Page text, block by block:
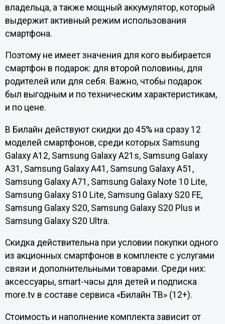
владельца, а также мощный аккумулятор, который
выдержит активный режим использования
смартфона.
Поэтому не имеет значения для кого выбирается
смартфон в подарок: для второй половины, для
родителей или для себя. Важно, чтобы подарок
был выгодным и по техническим характеристикам,
и по цене.
В Билайн действуют скидки до 45% на сразу 12
моделей смартфонов, среди которых Samsung
Galaxy A12, Samsung Galaxy A21s, Samsung Galaxy
A31, Samsung Galaxy A41, Samsung Galaxy A51,
Samsung Galaxy A71, Samsung Galaxy Note 10 Lite,
Samsung Galaxy S10 Lite, Samsung Galaxy S20 FE,
Samsung Galaxy S20, Samsung Galaxy S20 Plus и
Samsung Galaxy S20 Ultra.
Скидка действительна при условии покупки одного
из акционных смартфонов в комплекте с услугами
связи и дополнительными товарами. Среди них:
аксессуары, smart-часы для детей и подписка
more.tv в составе сервиса «Билайн ТВ» (12+).
Стоимость и наполнение комплекта зависит от